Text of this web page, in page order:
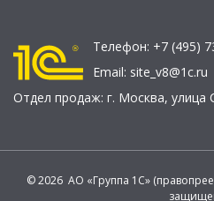
Телефон: +7 (495)
Email: site_v8@1c.ru
Отдел продаж: г. Москва, улица
© 2026 АО «Группа 1С»